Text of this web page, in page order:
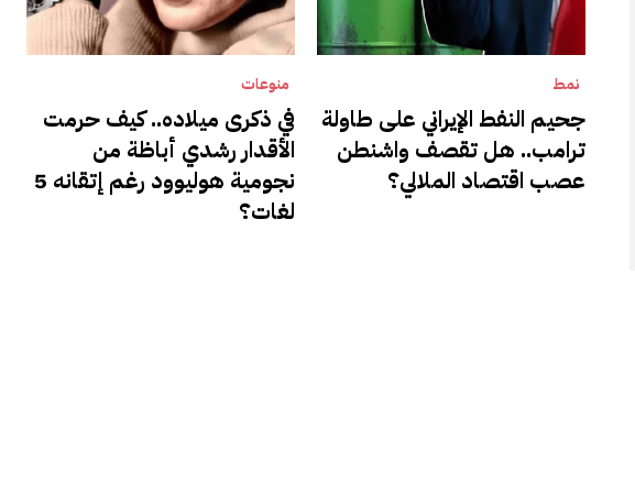
نمط
جحيم النفط الإيراني على طاولة
ترامب.. هل تقصف واشنطن
عصب اقتصاد الملالي؟
منوعات
في ذكرى ميلاده.. كيف حرمت
الأقدار رشدي أباظة من
نجومية هوليوود رغم إتقانه 5
لغات؟